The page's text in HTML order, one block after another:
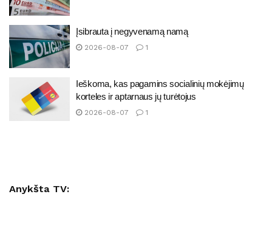
Įsibrauta į negyvenamą namą
2026-08-07 1
Ieškoma, kas pagamins socialinių mokėjimų
korteles ir aptarnaus jų turėtojus
2026-08-07 1
Anykšta TV: